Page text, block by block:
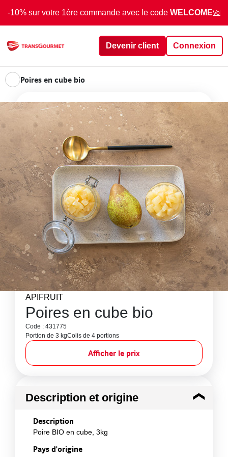
-10% sur votre 1ère commande avec le code WELCOMEVoir
Devenir client Connexion
Poires en cube bio
APIFRUIT
Poires en cube bio
Code : 431775
Portion de 3 kgColis de 4 portions
Afficher le prix
Description et origine
Description
Poire BIO en cube, 3kg
Pays d'origine